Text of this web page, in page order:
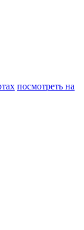
посмотреть на